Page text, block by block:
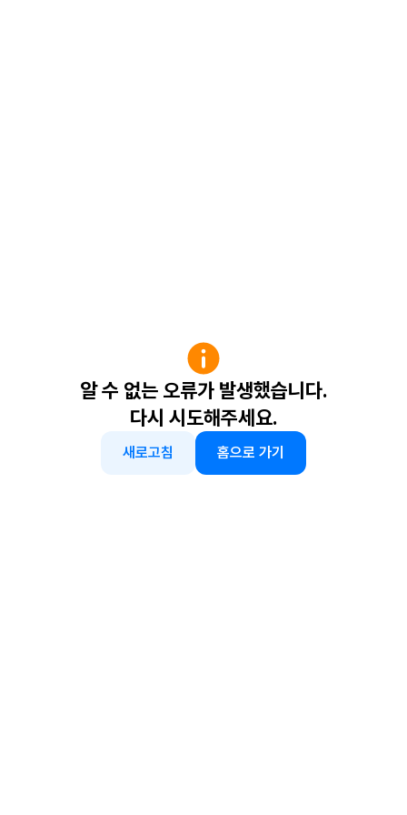
알 수 없는 오류가 발생했습니다.
다시 시도해주세요.
새로고침 홈으로 가기